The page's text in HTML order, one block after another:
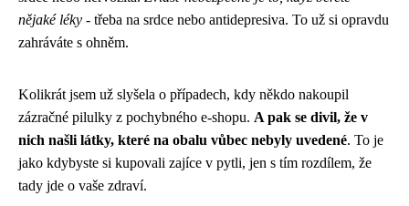
nějaké léky - třeba na srdce nebo antidepresiva. To už si opravdu
zahráváte s ohněm.
Kolikrát jsem už slyšela o případech, kdy někdo nakoupil
zázračné pilulky z pochybného e-shopu. A pak se divil, že v
nich našli látky, které na obalu vůbec nebyly uvedené. To je
jako kdybyste si kupovali zajíce v pytli, jen s tím rozdílem, že
tady jde o vaše zdraví.